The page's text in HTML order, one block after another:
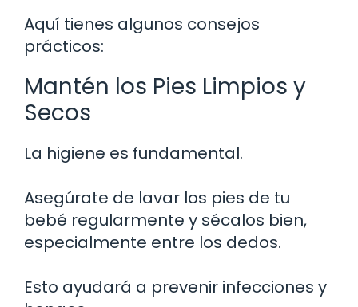
Aquí tienes algunos consejos
prácticos:
Mantén los Pies Limpios y
Secos
La higiene es fundamental.
Asegúrate de lavar los pies de tu
bebé regularmente y sécalos bien,
especialmente entre los dedos.
Esto ayudará a prevenir infecciones y